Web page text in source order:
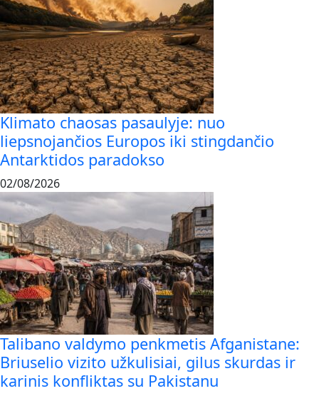
Klimato chaosas pasaulyje: nuo
liepsnojančios Europos iki stingdančio
Antarktidos paradokso
02/08/2026
Talibano valdymo penkmetis Afganistane:
Briuselio vizito užkulisiai, gilus skurdas ir
karinis konfliktas su Pakistanu